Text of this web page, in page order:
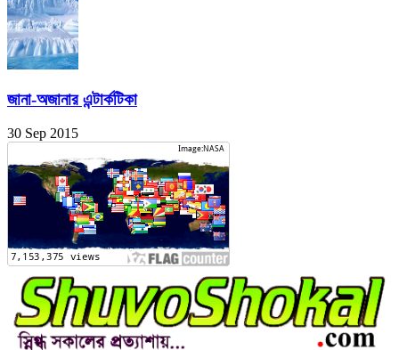
জানা-অজানার এন্টার্কটিকা
30 Sep 2015